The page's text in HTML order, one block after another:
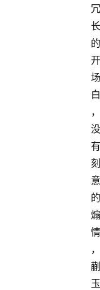
冗
长
的
开
场
白
，
没
有
刻
意
的
煽
情
，
蒯
玉